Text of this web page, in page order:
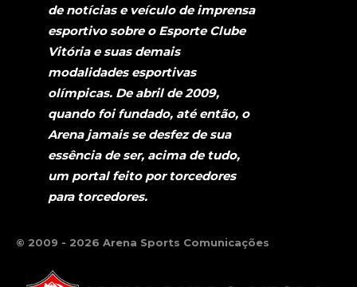
de notícias e veículo de imprensa
esportivo sobre o Esporte Clube
Vitória e suas demais
modalidades esportivas
olímpicas. De abril de 2009,
quando foi fundado, até então, o
Arena jamais se desfez de sua
essência de ser, acima de tudo,
um portal feito por torcedores
para torcedores.
© 2009 - 2026 Arena Sports Comunicações